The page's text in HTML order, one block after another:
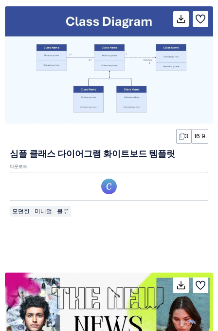
3 16:9
심플 클래스 다이어그램 화이트보드 템플릿
다운로드
모던한 미니멀 블루